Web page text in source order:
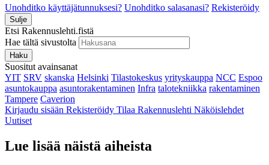
Unohditko käyttäjätunnuksesi? Unohditko salasanasi? Rekisteröidy
Sulje
Etsi Rakennuslehti.fistä
Hae tältä sivustolta
Haku
Suositut avainsanat
YIT SRV skanska Helsinki Tilastokeskus yrityskauppa NCC Espoo
asuntokauppa asuntorakentaminen Infra talotekniikka rakentaminen
Tampere Caverion
Kirjaudu sisään Rekisteröidy Tilaa Rakennuslehti Näköislehdet
Uutiset
Lue lisää näistä aiheista